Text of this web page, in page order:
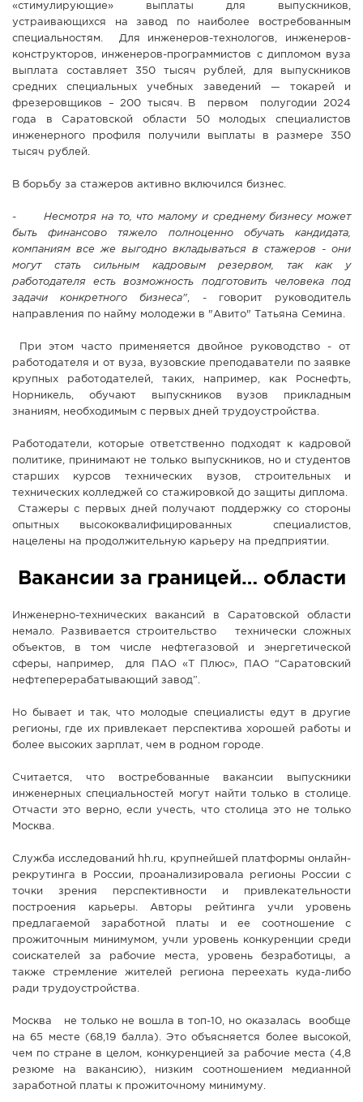
«стимулирующие» выплаты для выпускников,
устраивающихся на завод по наиболее востребованным
специальностям. Для инженеров-технологов, инженеров-
конструкторов, инженеров-программистов с дипломом вуза
выплата составляет 350 тысяч рублей, для выпускников
средних специальных учебных заведений — токарей и
фрезеровщиков – 200 тысяч. В первом полугодии 2024
года в Саратовской области 50 молодых специалистов
инженерного профиля получили выплаты в размере 350
тысяч рублей.
В борьбу за стажеров активно включился бизнес.
-Несмотря на то, что малому и среднему бизнесу может
быть финансово тяжело полноценно обучать кандидата,
компаниям все же выгодно вкладываться в стажеров - они
могут стать сильным кадровым резервом, так как у
работодателя есть возможность подготовить человека под
задачи конкретного бизнеса" , - говорит руководитель
направления по найму молодежи в "Авито" Татьяна Семина.
При этом часто применяется двойное руководство - от
работодателя и от вуза, вузовские преподаватели по заявке
крупных работодателей, таких, например, как Роснефть,
Норникель, обучают выпускников вузов прикладным
знаниям, необходимым с первых дней трудоустройства.
Работодатели, которые ответственно подходят к кадровой
политике, принимают не только выпускников, но и студентов
старших курсов технических вузов, строительных и
технических колледжей со стажировкой до защиты диплома.
Стажеры с первых дней получают поддержку со стороны
опытных высококвалифицированных специалистов,
нацелены на продолжительную карьеру на предприятии.
Вакансии за границей… области
Инженерно-технических вакансий в Саратовской области
немало. Развивается строительство технически сложных
объектов, в том числе нефтегазовой и энергетической
сферы, например, для ПАО «Т Плюс», ПАО “Саратовский
нефтеперерабатывающий завод”.
Но бывает и так, что молодые специалисты едут в другие
регионы, где их привлекает перспектива хорошей работы и
более высоких зарплат, чем в родном городе.
Считается, что востребованные вакансии выпускники
инженерных специальностей могут найти только в столице.
Отчасти это верно, если учесть, что столица это не только
Москва.
Служба исследований hh.ru, крупнейшей платформы онлайн-
рекрутинга в России, проанализировала регионы России с
точки зрения перспективности и привлекательности
построения карьеры. Авторы рейтинга учли уровень
предлагаемой заработной платы и ее соотношение с
прожиточным минимумом, учли уровень конкуренции среди
соискателей за рабочие места, уровень безработицы, а
также стремление жителей региона переехать куда-либо
ради трудоустройства.
Москва не только не вошла в топ-10, но оказалась вообще
на 65 месте (68,19 балла). Это объясняется более высокой,
чем по стране в целом, конкуренцией за рабочие места (4,8
резюме на вакансию), низким соотношением медианной
заработной платы к прожиточному минимуму.